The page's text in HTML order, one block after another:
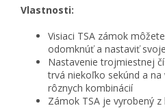
Vlastnosti:
Visiaci TSA zámok
odomknúť a nastaviť
Nastavenie trojmiestnej
trvá niekoľko sekúnd a
rôznych kombinácií
Zámok TSA je vyrobený